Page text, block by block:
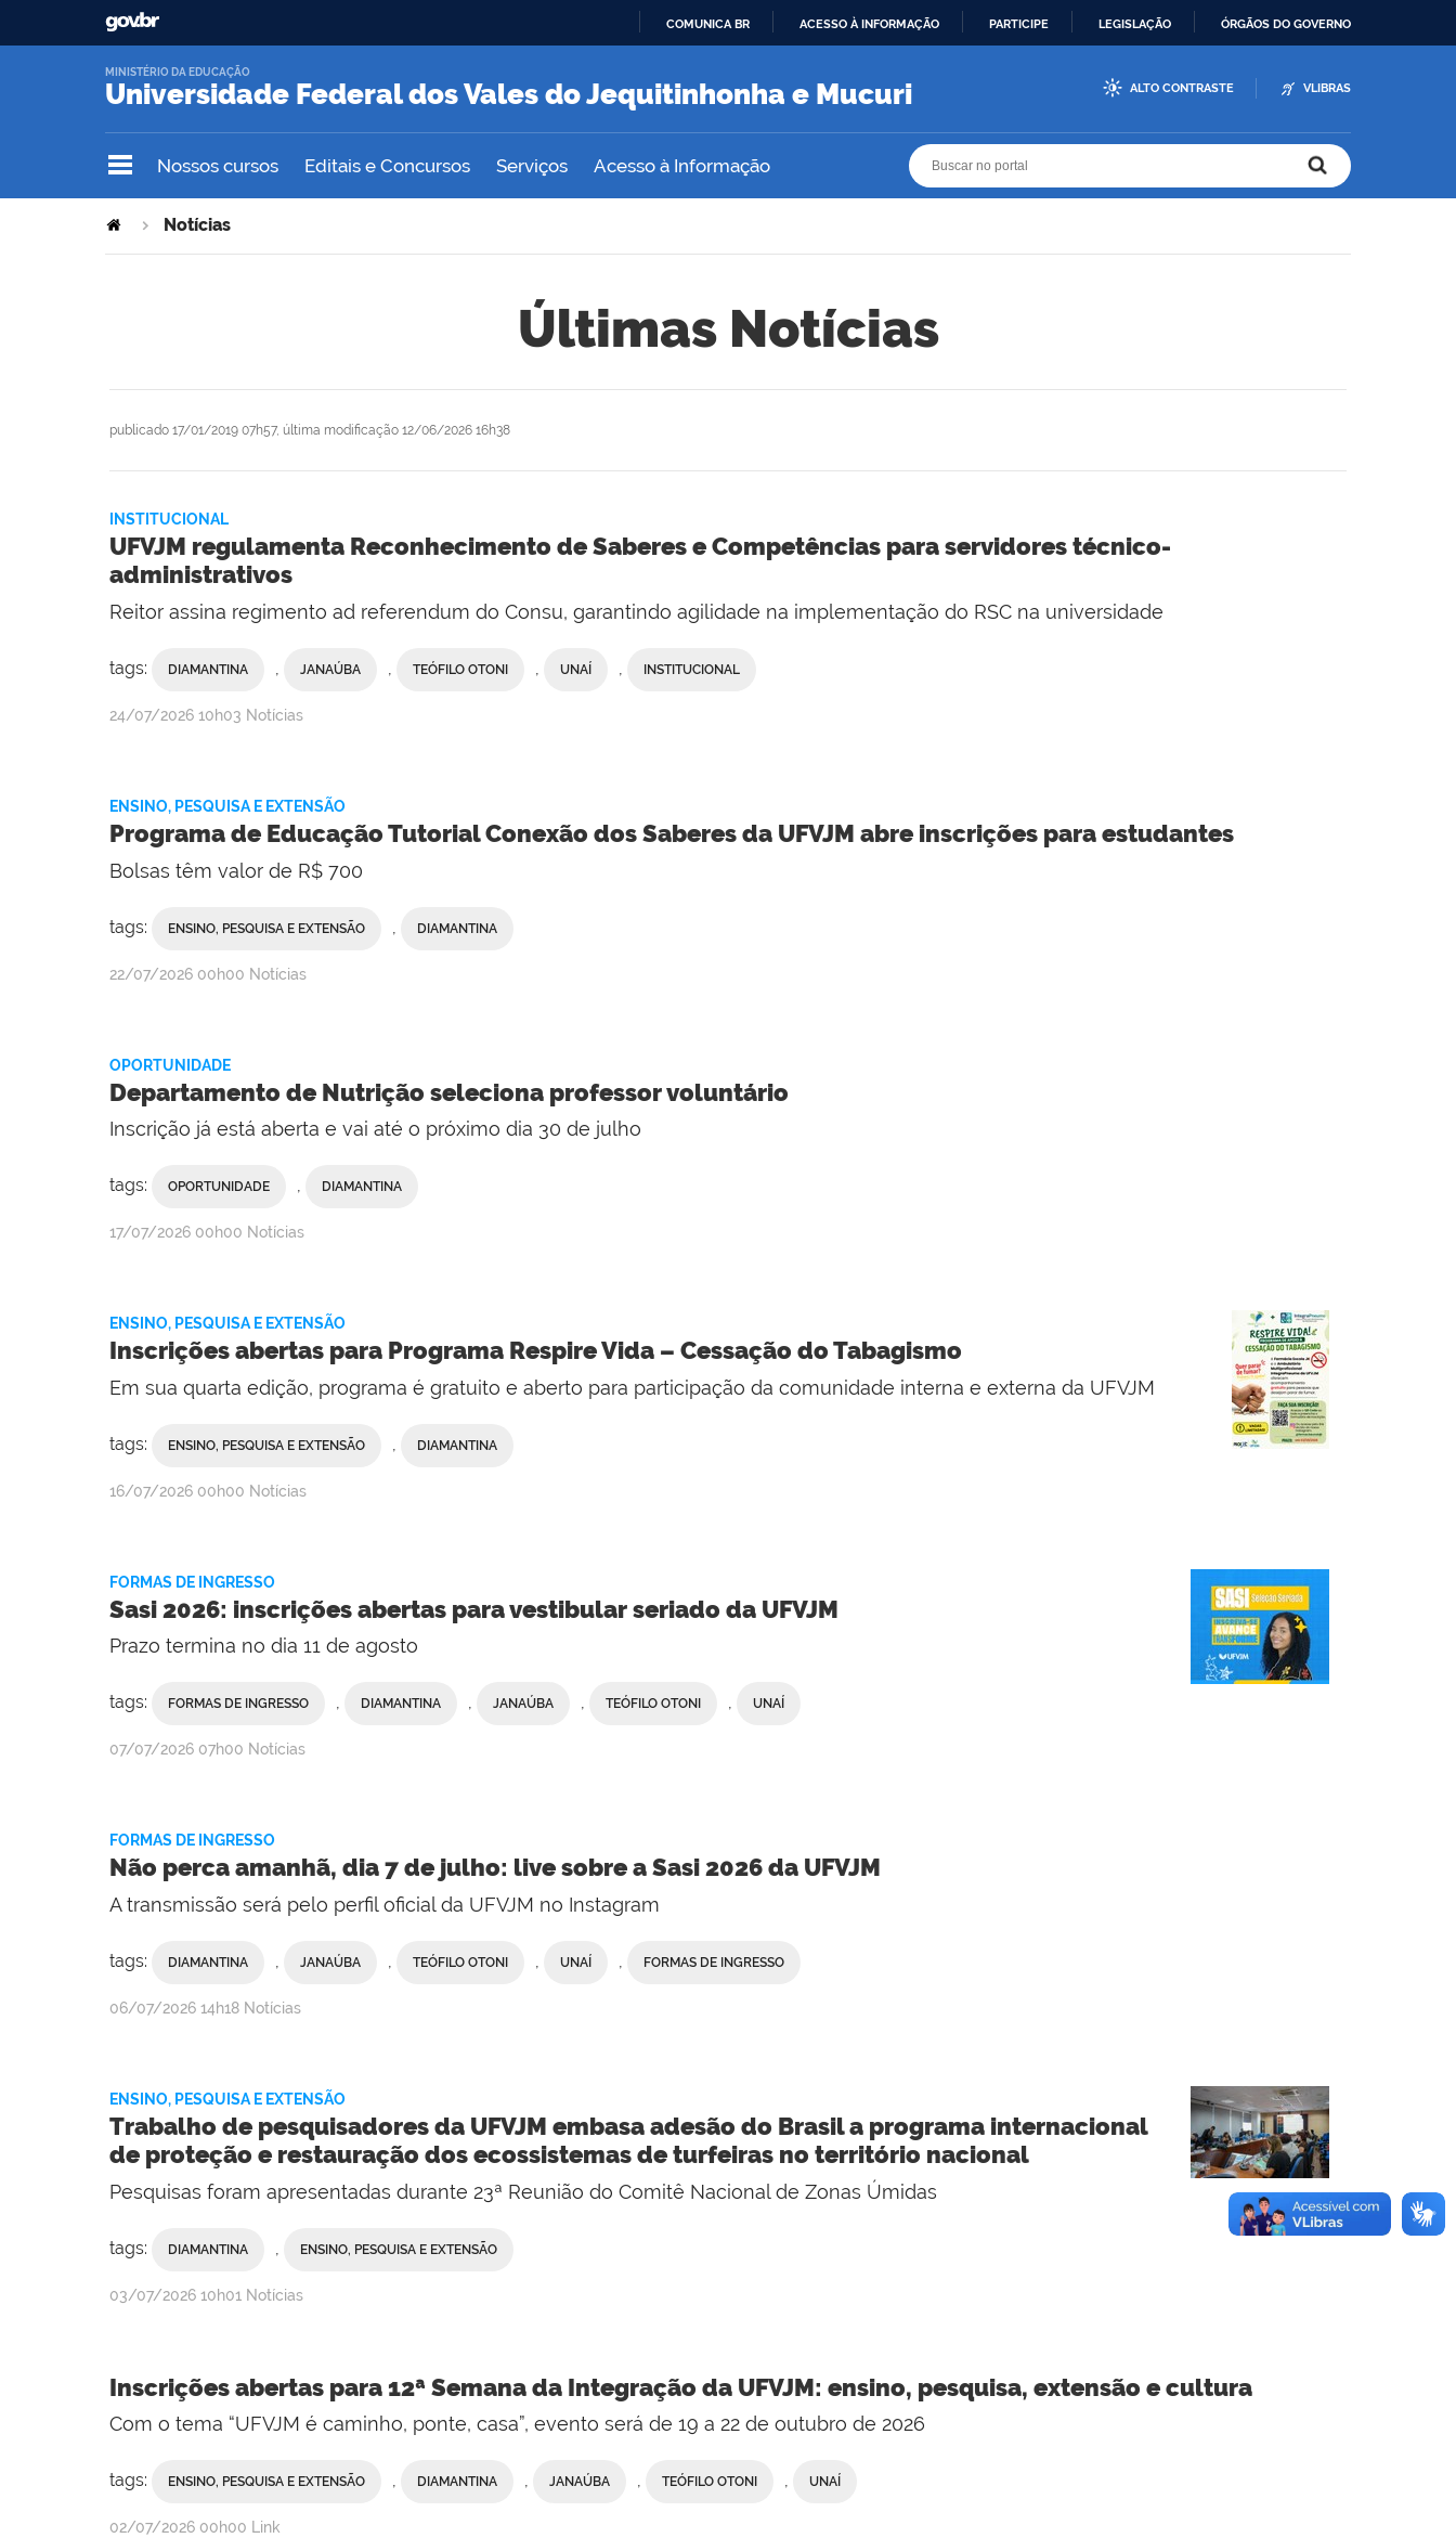
O
COMUNICA BR ACESSO À INFORMAÇÃO PARTICIPE LEGISLAÇÃO ÓRGÃOS DO GOVERNO
Universidade Federal dos Vales do Jequitinhonha e Mucuri
MINISTÉRIO DA EDUCAÇÃO
ALTO CONTRASTE VLIBRAS
Nossos cursos Editais e Concursos Serviços Acesso à Informação
Notícias
Últimas Notícias
publicado 17/01/2019 07h57, última modificação 12/06/2026 16h38
INSTITUCIONAL
UFVJM regulamenta Reconhecimento de Saberes e Competências para servidores técnico-
administrativos
Reitor assina regimento ad referendum do Consu, garantindo agilidade na implementação do RSC na universidade
tags: DIAMANTINA , JANAÚBA , TEÓFILO OTONI , UNAÍ , INSTITUCIONAL
publicado
24/07/2026 10h03 Notícias
ENSINO, PESQUISA E EXTENSÃO
Programa de Educação Tutorial Conexão dos Saberes da UFVJM abre inscrições para estudantes
Bolsas têm valor de R$ 700
tags: ENSINO, PESQUISA E EXTENSÃO DIAMANTINA
publicado
22/07/2026 00h00 Notícias
OPORTUNIDADE
Departamento de Nutrição seleciona professor voluntário
Inscrição já está aberta e vai até o próximo dia 30 de julho
tags: OPORTUNIDADE , DIAMANTINA
publicado
17/07/2026 00h00 Notícias
ENSINO, PESQUISA E EXTENSÃO
Inscrições abertas para Programa Respire Vida – Cessação do Tabagismo
Em sua quarta edição, programa é gratuito e aberto para participação da comunidade interna e externa da UFVJM
tags: ENSINO, PESQUISA E EXTENSÃO DIAMANTINA
publicado
16/07/2026 00h00 Notícias
FORMAS DE INGRESSO
Sasi 2026: inscrições abertas para vestibular seriado da UFVJM
Prazo termina no dia 11 de agosto
tags: FORMAS DE INGRESSO , DIAMANTINA , JANAÚBA , TEÓFILO OTONI , UNAÍ
publicado
07/07/2026 07h00 Notícias
FORMAS DE INGRESSO
Não perca amanhã, dia 7 de julho: live sobre a Sasi 2026 da UFVJM
A transmissão será pelo perfil oficial da UFVJM no Instagram
tags: DIAMANTINA , JANAÚBA , TEÓFILO OTONI , UNAÍ , FORMAS DE INGRESSO
publicado
06/07/2026 14h18 Notícias
ENSINO, PESQUISA E EXTENSÃO
Trabalho de pesquisadores da UFVJM embasa adesão do Brasil a programa internacional
de proteção e restauração dos ecossistemas de turfeiras no território nacional
Pesquisas foram apresentadas durante 23ª Reunião do Comitê Nacional de Zonas Úmidas
tags: DIAMANTINA ENSINO, PESQUISA E EXTENSÃO
publicado
03/07/2026 10h01 Notícias
Inscrições abertas para 12ª Semana da Integração da UFVJM: ensino, pesquisa, extensão e cultura
Com o tema “UFVJM é caminho, ponte, casa”, evento será de 19 a 22 de outubro de 2026
tags: ENSINO, PESQUISA E EXTENSÃO , DIAMANTINA , JANAÚBA , TEÓFILO OTONI , UNAÍ
publicado
02/07/2026 00h00 Link